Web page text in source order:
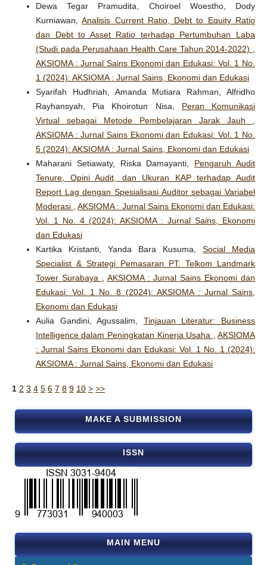
Dewa Tegar Pramudita, Choiroel Woestho, Dody
Kurniawan,Analisis Current Ratio, Debt to Equity Ratio
dan Debt to Asset Ratio terhadap Pertumbuhan Laba
(Studi pada Perusahaan Health Care Tahun 2014-2022)
AKSIOMA : Jurnal Sains Ekonomi dan Edukasi: Vol. 1 No.
1 (2024): AKSIOMA : Jurnal Sains, Ekonomi dan Edukasi
Syarifah Hudhriah, Amanda Mutiara Rahman, Alfridho
Rayhansyah, Pia Khoirotun Nisa, Peran Komunikasi
Virtual sebagai Metode Pembelajaran Jarak Jauh
AKSIOMA : Jurnal Sains Ekonomi dan Edukasi: Vol. 1 No.
5 (2024): AKSIOMA : Jurnal Sains, Ekonomi dan Edukasi
Maharani Setiawaty, Riska Damayanti, Pengaruh Audit
Tenure, Opini Audit, dan Ukuran KAP terhadap Audit
Report Lag dengan Spesialisasi Auditor sebagai Variabel
Moderasi
,AKSIOMA : Jurnal Sains Ekonomi dan Edukasi:
Vol. 1 No. 4 (2024): AKSIOMA : Jurnal Sains, Ekonomi
dan Edukasi
Kartika Kristanti, Yanda Bara Kusuma,Social Media
Specialist & Strategi Pemasaran PT. Telkom Landmark
Tower Surabaya
AKSIOMA : Jurnal Sains Ekonomi dan
Edukasi: Vol. 1 No. 8 (2024): AKSIOMA : Jurnal Sains,
Ekonomi dan Edukasi
Aulia Gandini, Agussalim, Tinjauan Literatur: Business
Intelligence dalam Peningkatan Kinerja Usaha
,AKSIOMA
: Jurnal Sains Ekonomi dan Edukasi: Vol. 1 No. 1 (2024):
AKSIOMA : Jurnal Sains, Ekonomi dan Edukasi
1 2 3 4 5 6 7 8 9 10 > >>
MAKE A SUBMISSION
ISSN
MAIN MENU